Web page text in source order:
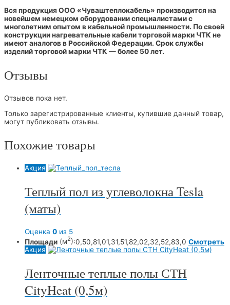
Вся продукция ООО «Чуваштеплокабель» производится на
новейшем немецком оборудовании специалистами c
многолетним опытом в кабельной промышленности. По своей
конструкции нагревательные кабели торговой марки ЧТК не
имеют аналогов в Российской Федерации. Срок службы
изделий торговой марки ЧТК — более 50 лет.
Отзывы
Отзывов пока нет.
Только зарегистрированные клиенты, купившие данный товар,
могут публиковать отзывы.
Похожие товары
Акция
Теплый пол из углеволокна Tesla
(маты)
Оценка 0 из 5
Площади (м2):0,50,81,01,31,51,82,02,32,52,83,0 Смотреть
Акция
Ленточные теплые полы СТН
CityHeat (0,5м)